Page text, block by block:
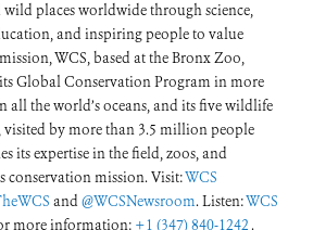
wild places worldwide through science,
and inspiring people to value
WCS, based at the Bronx Zoo,
Global Conservation Program in more
all the world’s oceans, and its five wildlife
visited by more than 3.5 million people
its expertise in the field, zoos, and
conservation mission. Visit:WCS
and@WCSNewsroom. Listen:WCS
more information: +1 (347) 840-1242 .